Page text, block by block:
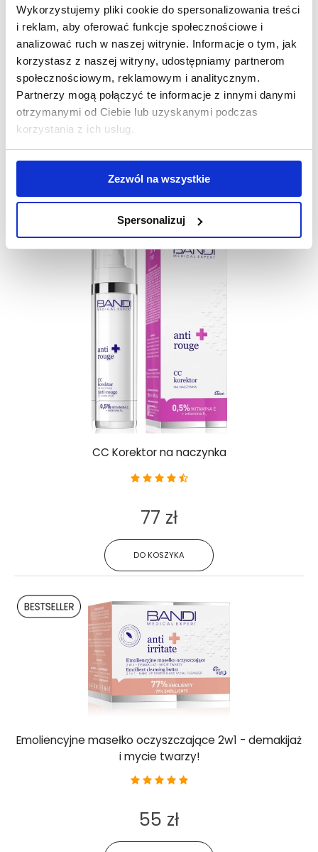
Wykorzystujemy pliki cookie do spersonalizowania treści
i reklam, aby oferować funkcje społecznościowe i
analizować ruch w naszej witrynie. Informacje o tym, jak
korzystasz z naszej witryny, udostępniamy partnerom
społecznościowym, reklamowym i analitycznym.
Partnerzy mogą połączyć te informacje z innymi danymi
otrzymanymi od Ciebie lub uzyskanymi podczas
korzystania z ich usług.
Zezwól na wszystkie
Spersonalizuj
Ujędrniający krem antyoksydacyjny SPF 50
DO KOSZYKA
89 zł
CC Korektor na naczynka
DO KOSZYKA
77 zł
Emoliencyjne masełko oczyszczające 2w1 - demakijaż
i mycie twarzy!
55 zł